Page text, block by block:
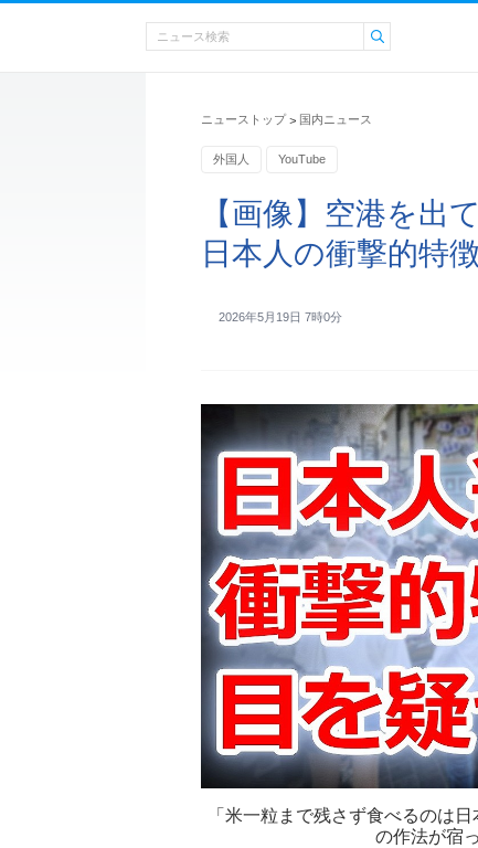
ニューストップ > 国内ニュース
外国人 YouTube
【画像】空港を出
日本人の衝撃的特徴
2026年5月19日 7時0分
「米一粒まで残さず食べるのは
の作法が宿